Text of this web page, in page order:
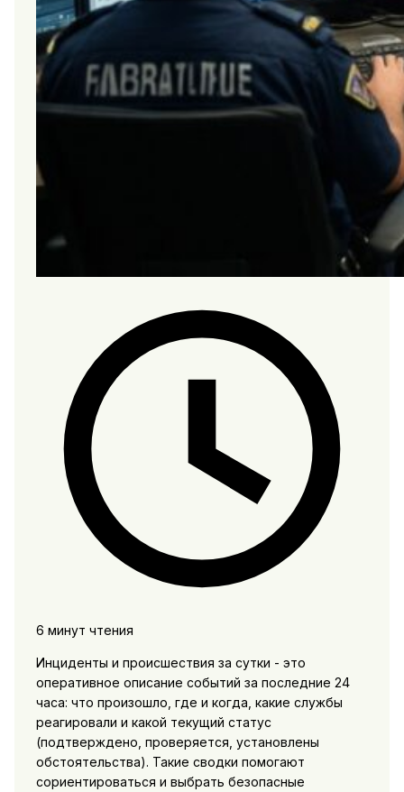
6 минут чтения
Инциденты и происшествия за сутки - это
оперативное описание событий за последние 24
часа: что произошло, где и когда, какие службы
реагировали и какой текущий статус
(подтверждено, проверяется, установлены
обстоятельства). Такие сводки помогают
сориентироваться и выбрать безопасные